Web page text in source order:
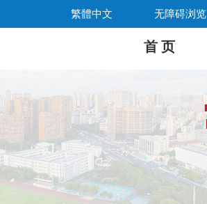
繁體中文 无障碍浏览
首 页